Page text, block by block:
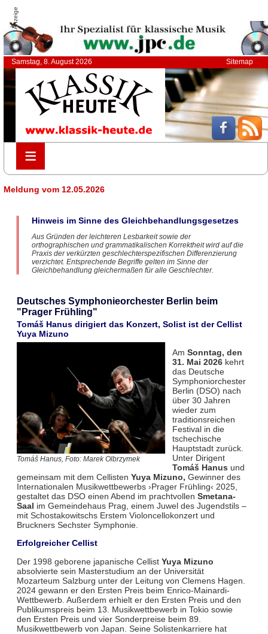
Anzeige
Samstag, 8. August 2026 Sitemap
≡
≡
Meldung vom 12.05.2026
Hinweis im Sinne des Gleichbehandlungsgesetzes
Aus Gründen der leichteren Lesbarkeit sowie der
orthographischen und grammatikalischen Korrektheit wird auf die
Praxis der verkürzten geschlechterspezifischen Differenzierung
verzichtet. Entsprechende Begriffe gelten im Sinne der
Gleichbehandlung gleichermaßen für alle Geschlechter.
Deutsches Symphonieorchester Berlin beim
"Prager Frühling"
Tomáš Hanus dirigiert das Konzert, Solist ist der Cellist
Yuya Mizuno
Tomáš Hanus, Foto: Marek Olbrzymek
Am Sonntag, den
31. Mai 2026kehrt
das Deutsche
Symphoniorchester
Berlin (DSO) nach
über 30 Jahren
wieder zum
traditionsreichen
Festival in die
tschechische
Hauptstadt zurück.
Unter Dirigent
Tomáš Hanus und
gemeinsam mit dem Cellisten Yuya Mizuno, Gewinner des
Internationalen Musikwettbewerbs ›Prager Frühling‹ 2025,
gestaltet das DSO einen Abend im prachtvollen Smetana-
Saal im Gemeindehaus Prag, einem Juwel des Jugendstils –
mit Schostakowitschs Erstem Violoncellokonzert und
Bruckners Sechster Symphonie.
Erfolgreicher Cellist
Der 1998 geborene japanische Cellist Yuya Mizuno
absolvierte sein Masterstudium an der Universität
Mozarteum Salzburg unter der Leitung von Clemens Hagen.
2024 gewann er den Ersten Preis beim Enrico-Mainardi-
Wettbewerb. Außerdem erhielt er den Ersten Preis und den
Publikumspreis beim 13. Musikwettbewerb in Tokio sowie
den Ersten Preis und vier Sonderpreise beim 89.
Musikwettbewerb von Japan. Seine Solistenkarriere hat